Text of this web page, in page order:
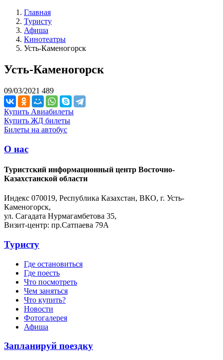
Главная
Туристу
Афиша
Кинотеатры
Усть-Каменогорск
Усть-Каменогорск
09/03/2021 489
Купить Авиабилеты
Купить ЖД билеты
Билеты на автобус
О нас
Туристский информационный центр Восточно-
Казахстанской области
Индекс 070019, Республика Казахстан, ВКО, г. Усть-
Каменогорск,
ул. Сагадата Нурмагамбетова 35,
Визит-центр: пр.Сатпаева 79А
Туристу
Где остановиться
Где поесть
Что посмотреть
Чем заняться
Что купить?
Новости
Фотогалерея
Афиша
Запланируй поездку